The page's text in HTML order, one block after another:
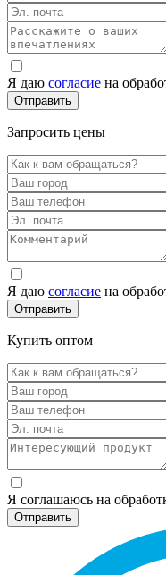
Я даю согласие на
Запросить цены
Я даю согласие на
Купить оптом
Я соглашаюсь на